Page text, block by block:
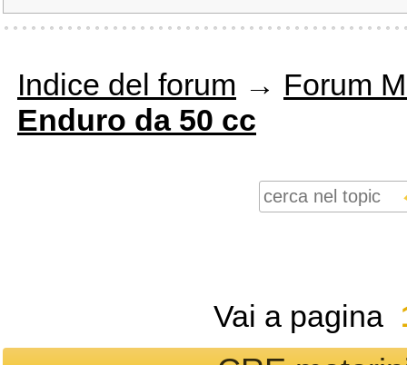
Indice del forum → Forum
Enduro da 50 cc
Vai a pagina